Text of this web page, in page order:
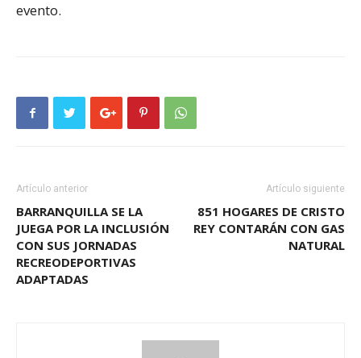
evento.
Artículo anterior
BARRANQUILLA SE LA
JUEGA POR LA INCLUSIÓN
CON SUS JORNADAS
RECREODEPORTIVAS
ADAPTADAS
Artículo siguiente
851 HOGARES DE CRISTO
REY CONTARÁN CON GAS
NATURAL